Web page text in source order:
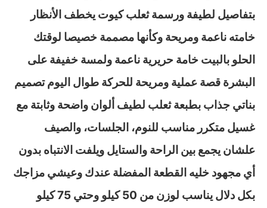
بتفاصيل لطيفة ورسمة ثعلب كيوت يخطف الأنظار
خامته ناعمة ومريحة وكأنها مصممة خصيصا لوقتك
الحلو بالبيت خامة حريرية ناعمة ولمسة خفيفة على
البشرة قصة عملية ومريحة للحركة طوال اليوم تصميم
بناتي جذاب بطبعة ثعلب لطيف ألوان واضحة وثابتة مع
غسيل متكرر مناسب للنوم، الجلسات، والصيف
علشان يجمع بين الراحة والستايل ويلفت الانتباه بدون
أي مجهود خليه القطعة المفضلة عندك وعيشي مزاجك
بكل دلال يناسب لوزن من 50 كيلو وحتي 75 كيلو